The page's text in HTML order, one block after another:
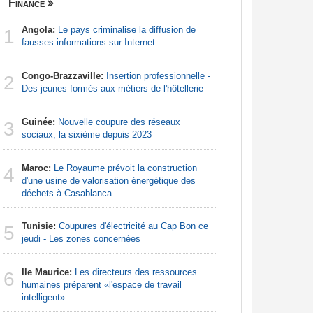
Finance
1 Angola: Le pays criminalise la diffusion de
fausses informations sur Internet
2 Congo-Brazzaville: Insertion professionnelle -
Des jeunes formés aux métiers de l'hôtellerie
3 Guinée: Nouvelle coupure des réseaux
sociaux, la sixième depuis 2023
4 Maroc: Le Royaume prévoit la construction
d'une usine de valorisation énergétique des
déchets à Casablanca
5 Tunisie: Coupures d'électricité au Cap Bon ce
jeudi - Les zones concernées
6 Ile Maurice: Les directeurs des ressources
humaines préparent «l'espace de travail
intelligent»